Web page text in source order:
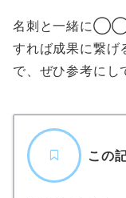
名刺と一緒に◯◯
すれば成果に繋げ
で、ぜひ参考にし
この